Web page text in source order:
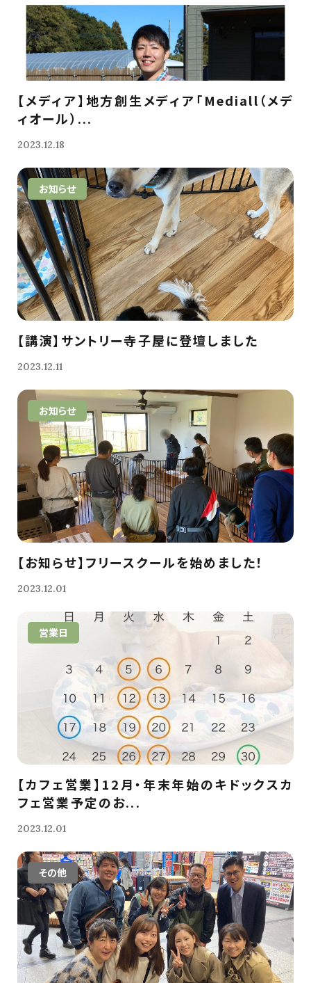
【メディア】地方創生メディア「Mediall（メデ
ィオール）...
2023.12.18
お知らせ
【講演】サントリー寺子屋に登壇しました
2023.12.11
お知らせ
【お知らせ】フリースクールを始めました！
2023.12.01
営業日
【カフェ営業】12月・年末年始のキドックスカ
フェ営業予定のお...
2023.12.01
その他